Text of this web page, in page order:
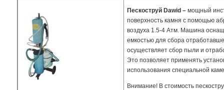
Пескоструй Dawid – мощный
поверхность камня с помощью
воздуха 1.5-4 Атм. Машина
емкостью для сбора
осуществляет сбор пыли и
Это позволяет применять
использования специальной
Внимание! В стоимость